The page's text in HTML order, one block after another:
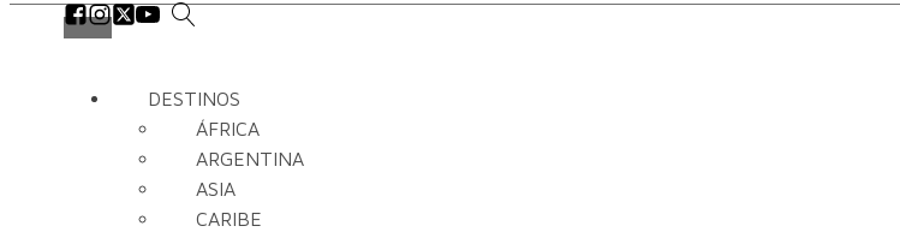
DESTINOS
ÁFRICA
ARGENTINA
ASIA
CARIBE